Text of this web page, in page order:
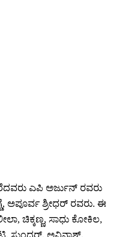
ಎಪಿ ಅರ್ಜುನ್ ರವರು
ಅಪೂರ್ವ ಶ್ರೀಧರ್ ರವರು. ಈ
ಚಿಕ್ಕಣ್ಣ, ಸಾಧು ಕೋಕಿಲ,
ಸುಂದರ್, ಅವಿನಾಶ್,